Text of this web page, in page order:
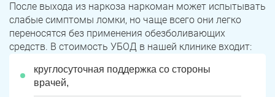
После выхода из наркоза наркоман может испытывать
слабые симптомы ломки, но чаще всего они легко
переносятся без применения обезболивающих
средств. В стоимость УБОД в нашей клинике входит:
круглосуточная поддержка со стороны
врачей,